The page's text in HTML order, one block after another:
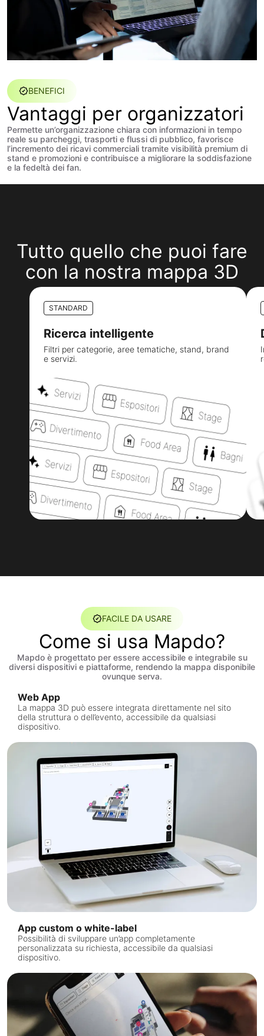
BENEFICI
Vantaggi per organizzatori
Permette un’organizzazione chiara con informazioni in tempo
reale su parcheggi, trasporti e flussi di pubblico, favorisce
l’incremento dei ricavi commerciali tramite visibilità premium di
stand e promozioni e contribuisce a migliorare la soddisfazione
e la fedeltà dei fan.
Tutto quello che puoi fare
con la nostra mappa 3D
STANDARD
Ricerca intelligente
Filtri per categorie, aree tematiche, stand, brand
e servizi.
FACILE DA USARE
Come si usa Mapdo?
Mapdo è progettato per essere accessibile e integrabile su
diversi dispositivi e piattaforme, rendendo la mappa disponibile
ovunque serva.
Web App
La mappa 3D può essere integrata direttamente nel sito
della struttura o dell’evento, accessibile da qualsiasi
dispositivo.
App custom o white-label
Possibilità di sviluppare un’app completamente
personalizzata su richiesta, accessibile da qualsiasi
dispositivo.